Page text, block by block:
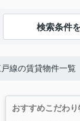
検索条件
線の賃貸物件一覧
おすすめこだわ